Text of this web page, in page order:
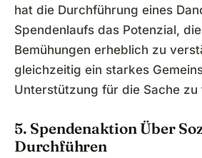
hat die Durchführung eines
Spendenlaufs das Potenzial,
Bemühungen erheblich zu
gleichzeitig ein starkes
Unterstützung für die Sache zu
5. Spendenaktion Über
Durchführen